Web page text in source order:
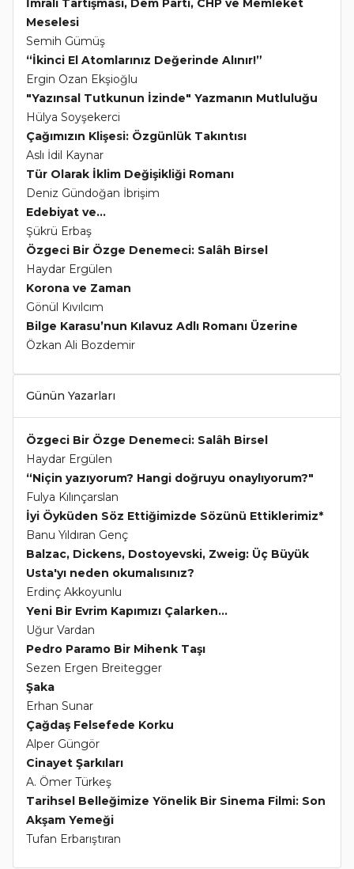
İmralı Tartışması, Dem Parti, CHP ve Memleket
Meselesi
Semih Gümüş
“İkinci El Atomlarınız Değerinde Alınır!”
Ergin Ozan Ekşioğlu
"Yazınsal Tutkunun İzinde" Yazmanın Mutluluğu
Hülya Soyşekerci
Çağımızın Klişesi: Özgünlük Takıntısı
Aslı İdil Kaynar
Tür Olarak İklim Değişikliği Romanı
Deniz Gündoğan İbrişim
Edebiyat ve...
Şükrü Erbaş
Özgeci Bir Özge Denemeci: Salâh Birsel
Haydar Ergülen
Korona ve Zaman
Gönül Kıvılcım
Bilge Karasu’nun Kılavuz Adlı Romanı Üzerine
Özkan Ali Bozdemir
Günün Yazarları
Özgeci Bir Özge Denemeci: Salâh Birsel
Haydar Ergülen
“Niçin yazıyorum? Hangi doğruyu onaylıyorum?"
Fulya Kılınçarslan
İyi Öyküden Söz Ettiğimizde Sözünü Ettiklerimiz*
Banu Yıldıran Genç
Balzac, Dickens, Dostoyevski, Zweig: Üç Büyük
Usta'yı neden okumalısınız?
Erdinç Akkoyunlu
Yeni Bir Evrim Kapımızı Çalarken...
Uğur Vardan
Pedro Paramo Bir Mihenk Taşı
Sezen Ergen Breitegger
Şaka
Erhan Sunar
Çağdaş Felsefede Korku
Alper Güngör
Cinayet Şarkıları
A. Ömer Türkeş
Tarihsel Belleğimize Yönelik Bir Sinema Filmi: Son
Akşam Yemeği
Tufan Erbarıştıran